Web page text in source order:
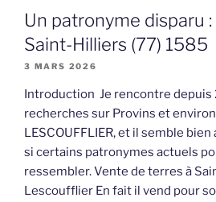
Un patronyme disparu
Saint-Hilliers (77) 1585
3 MARS 2026
Introduction Je rencontre depuis
recherches sur Provins et
LESCOUFFLIER, et il semble
si certains patronymes actuels
ressembler. Vente de terres à
Lescoufflier En fait il vend pour